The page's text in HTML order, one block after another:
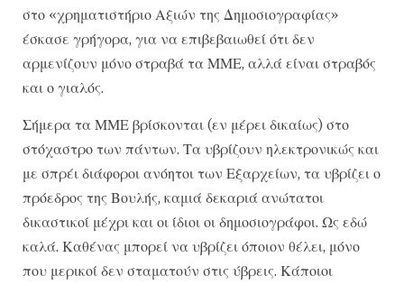
στο «χρηματιστήριο Αξιών της Δημοσιογραφίας»
έσκασε γρήγορα, για να επιβεβαιωθεί ότι δεν
αρμενίζουν μόνο στραβά τα ΜΜΕ, αλλά είναι στραβός
και ο γιαλός.
Σήμερα τα ΜΜΕ βρίσκονται (εν μέρει δικαίως) στο
στόχαστρο των πάντων. Τα υβρίζουν ηλεκτρονικώς και
με σπρέι διάφοροι ανόητοι των Εξαρχείων, τα υβρίζει ο
πρόεδρος της Βουλής, καμιά δεκαριά ανώτατοι
δικαστικοί μέχρι και οι ίδιοι οι δημοσιογράφοι. Ως εδώ
καλά. Καθένας μπορεί να υβρίζει όποιον θέλει, μόνο
που μερικοί δεν σταματούν στις ύβρεις. Κάποιοι